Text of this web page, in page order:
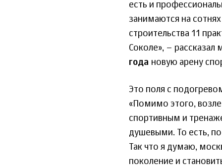
есть и
занимаются на
строительства 11
Соколе», –
года новую арену
Это поля с
«Помимо этого,
спортивным и
душевыми. То есть,
Так что я думаю,
поколение и